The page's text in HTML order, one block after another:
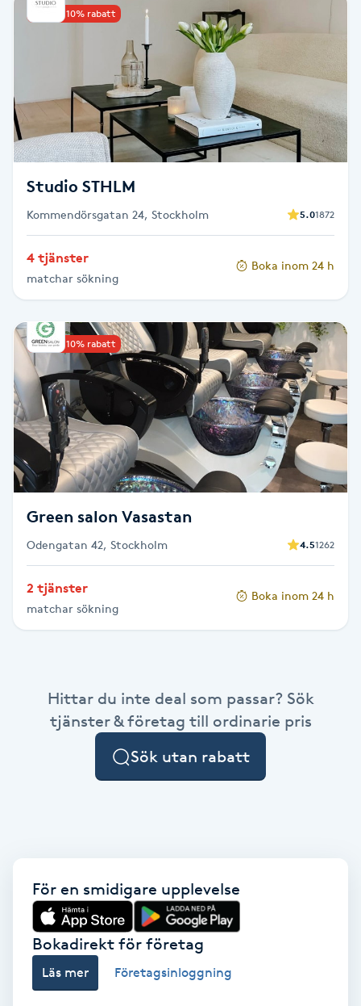
Hyaluronsyra
Hyperhidros
Hypnos
Hårborttagning
Hårförlängning
Hårvård
Hälsa
Hälsprickor
IR-massage
Japansk massage
Kemisk peeling
Keratinbehandling
Upp till 10% rabatt
Studio STHLM
Kommendörsgatan 24, Stockholm 5.01872
4 tjänster
matchar sökning
Boka inom 24 h
Upp till 10% rabatt
Green salon Vasastan
Odengatan 42, Stockholm 4.51262
2 tjänster
matchar sökning
Boka inom 24 h
Hittar du inte deal som passar? Sök
tjänster & företag till ordinarie pris
Sök utan rabatt
För en smidigare upplevelse
Bokadirekt för företag
Läs mer Företagsinloggning